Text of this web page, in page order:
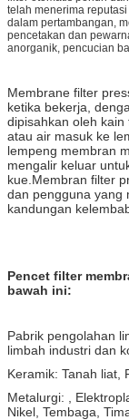
telah menerima
dalam pertambangan,
pencetakan dan
anorganik, pencucian
Membrane filter
ketika bekerja,
dipisahkan oleh
atau air masuk ke
lempeng membran
mengalir keluar
kue.Membran filter
dan pengguna yang
kandungan
Pencet filter
bawah ini:
Pabrik pengolahan
limbah industri dan
Keramik: Tanah liat,
Metalurgi: ,
Nikel, Tembaga,